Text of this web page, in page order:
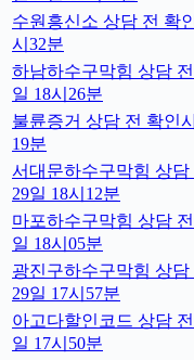
수원흥신소 상담 전 확
시32분
하남하수구막힘 상담
일 18시26분
불륜증거 상담 전 확인
19분
서대문하수구막힘 상담
29일 18시12분
마포하수구막힘 상담
일 18시05분
광진구하수구막힘 상담
29일 17시57분
아고다할인코드 상담
일 17시50분